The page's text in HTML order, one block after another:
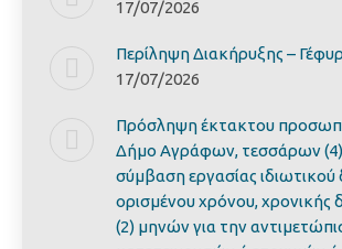
17/07/2026
Περίληψη Διακήρυξης –
17/07/2026
Πρόσληψη έκτακτου
Δήμο Αγράφων, τεσσάρων
σύμβαση εργασίας ιδιωτικού
ορισμένου χρόνου, χρονικής
(2) μηνών για την